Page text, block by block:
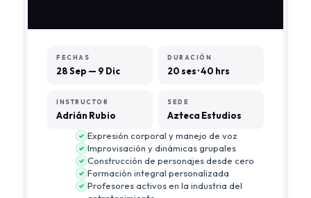
FECHAS
28 Sep — 9 Dic
DURACIÓN
20 ses · 40 hrs
INSTRUCTOR
Adrián Rubio
SEDE
Azteca Estudios
Expresión corporal y manejo de voz
Improvisación y dinámicas grupales
Construcción de personajes desde cero
Formación integral personalizada
Profesores activos en la industria del